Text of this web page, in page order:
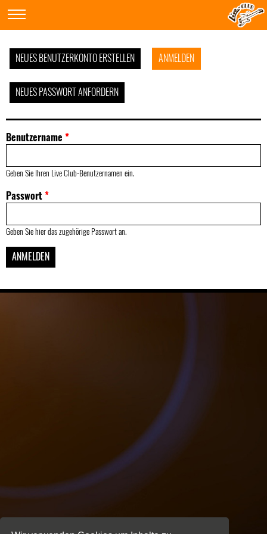
NEUES BENUTZERKONTO ERSTELLEN ANMELDEN
NEUES PASSWORT ANFORDERN
Benutzername *
Geben Sie Ihren Live Club-Benutzernamen ein.
Passwort*
Geben Sie hier das zugehörige Passwort an.